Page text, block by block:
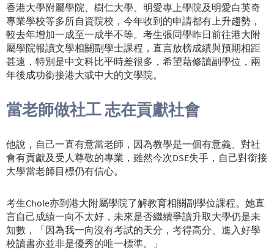
香港大學附屬學院、樹仁大學、明愛專上學院及明愛白英奇
專業學校等多所自資院校，今年收到的申請都有上升趨勢，
較去年增加一成至一成半不等。考生張同學昨日前往港大附
屬學院報讀文學相關副學士課程，直言放榜成績與預期相距
甚遠，特別是中文科比平時差很多，希望藉修讀副學位，兩
年後成功銜接港大或中大的文學院。
當老師做社工 志在貢獻社會
他說，自己一直有意當老師，因為教學是一個有意義、對社
會有貢獻及受人尊敬的專業，雖然今次DSE失手，自己對銜接
大學當老師目標仍有信心。
考生Chole亦到港大附屬學院了解教育相關副學位課程。她直
言自己成績一向不太好，未來是否繼續爭讀升取大學仍是未
知數，「因為我一向沒有考試的天分，考得高分、進入好學
校讀書亦並非是優秀的唯一標準。」